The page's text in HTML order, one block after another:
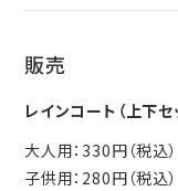
販売
レインコート（上下セ
大人用：330円（税込）
子供用：280円（税込）